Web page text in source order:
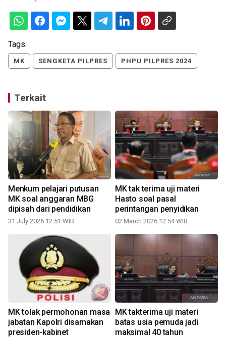
Tags:
MK SENGKETA PILPRES PHPU PILPRES 2024
Terkait
Menkum pelajari putusan
MK soal anggaran MBG
dipisah dari pendidikan
31 July 2026 12:51 WIB
MK tak terima uji materi
Hasto soal pasal
perintangan penyidikan
02 March 2026 12:54 WIB
MK tolak permohonan masa
jabatan Kapolri disamakan
presiden-kabinet
MK takterima uji materi
batas usia pemuda jadi
maksimal 40 tahun